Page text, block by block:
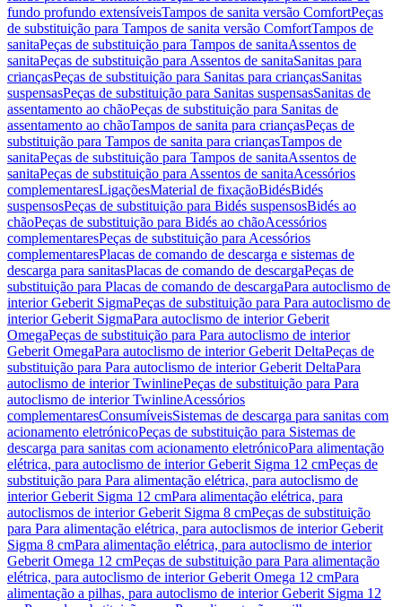
fundo profundo extensíveisTampos de sanita versão ComfortPeças
de substituição para Tampos de sanita versão ComfortTampos de
sanitaPeças de substituição para Tampos de sanitaAssentos de
sanitaPeças de substituição para Assentos de sanitaSanitas para
criançasPeças de substituição para Sanitas para criançasSanitas
suspensasPeças de substituição para Sanitas suspensasSanitas de
assentamento ao chãoPeças de substituição para Sanitas de
assentamento ao chãoTampos de sanita para criançasPeças de
substituição para Tampos de sanita para criançasTampos de
sanitaPeças de substituição para Tampos de sanitaAssentos de
sanitaPeças de substituição para Assentos de sanitaAcessórios
complementaresLigaçõesMaterial de fixaçãoBidésBidés
suspensosPeças de substituição para Bidés suspensosBidés ao
chãoPeças de substituição para Bidés ao chãoAcessórios
complementaresPeças de substituição para Acessórios
complementaresPlacas de comando de descarga e sistemas de
descarga para sanitasPlacas de comando de descargaPeças de
substituição para Placas de comando de descargaPara autoclismo de
interior Geberit SigmaPeças de substituição para Para autoclismo de
interior Geberit SigmaPara autoclismo de interior Geberit
OmegaPeças de substituição para Para autoclismo de interior
Geberit OmegaPara autoclismo de interior Geberit DeltaPeças de
substituição para Para autoclismo de interior Geberit DeltaPara
autoclismo de interior TwinlinePeças de substituição para Para
autoclismo de interior TwinlineAcessórios
complementaresConsumíveisSistemas de descarga para sanitas com
acionamento eletrónicoPeças de substituição para Sistemas de
descarga para sanitas com acionamento eletrónicoPara alimentação
elétrica, para autoclismo de interior Geberit Sigma 12 cmPeças de
substituição para Para alimentação elétrica, para autoclismo de
interior Geberit Sigma 12 cmPara alimentação elétrica, para
autoclismos de interior Geberit Sigma 8 cmPeças de substituição
para Para alimentação elétrica, para autoclismos de interior Geberit
Sigma 8 cmPara alimentação elétrica, para autoclismo de interior
Geberit Omega 12 cmPeças de substituição para Para alimentação
elétrica, para autoclismo de interior Geberit Omega 12 cmPara
alimentação a pilhas, para autoclismo de interior Geberit Sigma 12